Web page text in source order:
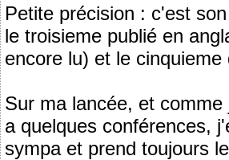
Petite précision : c'est
le troisieme publié en
encore lu) et le
Sur ma lancée, et
a quelques conférences,
sympa et prend toujours